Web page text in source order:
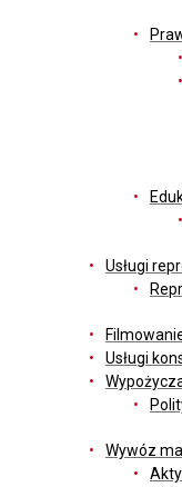
Usługi
Usługi
Wywóz